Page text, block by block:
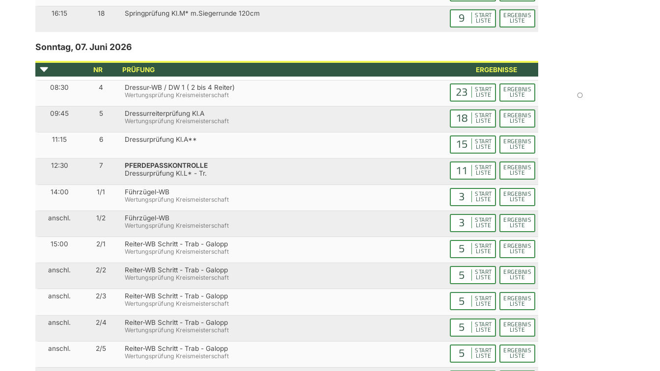
16:15 18 Springprüfung Kl.M* m.Siegerrunde 120cm 9 START
LISTE
ERGEBNIS
LISTE
Sonntag, 07. Juni 2026
NR PRÜFUNG ERGEBNISSE
08:30 4 Dressur-WB / DW 1 ( 2 bis 4 Reiter)
Wertungsprüfung Kreismeisterschaft 23 START
LISTE
ERGEBNIS
LISTE
09:45 5 Dressurreiterprüfung Kl.A
Wertungsprüfung Kreismeisterschaft 18 START
LISTE
ERGEBNIS
LISTE
11:15 6 Dressurprüfung Kl.A** 15 START
LISTE
ERGEBNIS
LISTE
12:30 7
PFERDEPASSKONTROLLE
Dressurprüfung Kl.L* - Tr.
11 START
LISTE
ERGEBNIS
LISTE
14:00 1/1 Führzügel-WB
Wertungsprüfung Kreismeisterschaft 3 START
LISTE
ERGEBNIS
LISTE
anschl. 1/2 Führzügel-WB
Wertungsprüfung Kreismeisterschaft 3 START
LISTE
ERGEBNIS
LISTE
15:00 2/1 Reiter-WB Schritt - Trab - Galopp
Wertungsprüfung Kreismeisterschaft 5 START
LISTE
ERGEBNIS
LISTE
anschl. 2/2 Reiter-WB Schritt - Trab - Galopp
Wertungsprüfung Kreismeisterschaft 5 START
LISTE
ERGEBNIS
LISTE
anschl. 2/3 Reiter-WB Schritt - Trab - Galopp
Wertungsprüfung Kreismeisterschaft 5 START
LISTE
ERGEBNIS
LISTE
anschl. 2/4 Reiter-WB Schritt - Trab - Galopp
Wertungsprüfung Kreismeisterschaft 5 START
LISTE
ERGEBNIS
LISTE
anschl. 2/5 Reiter-WB Schritt - Trab - Galopp
Wertungsprüfung Kreismeisterschaft 5 START
LISTE
ERGEBNIS
LISTE